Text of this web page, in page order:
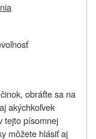
obráťte sa na
akýchkoľvek
tejto písomnej
môžete hlásiť aj